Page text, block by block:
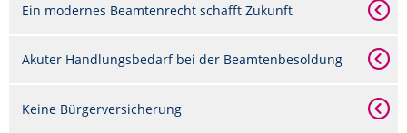
Ein modernes Beamtenrecht schafft Zukunft
Akuter Handlungsbedarf bei der Beamtenbesoldung
Keine Bürgerversicherung